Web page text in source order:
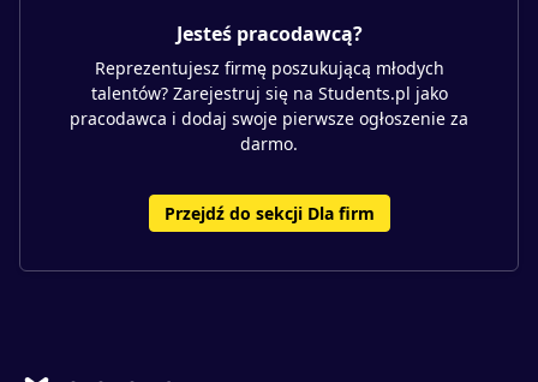
Jesteś pracodawcą?
Reprezentujesz firmę poszukującą młodych
talentów? Zarejestruj się na Students.pl jako
pracodawca i dodaj swoje pierwsze ogłoszenie za
darmo.
Przejdź do sekcji Dla firm